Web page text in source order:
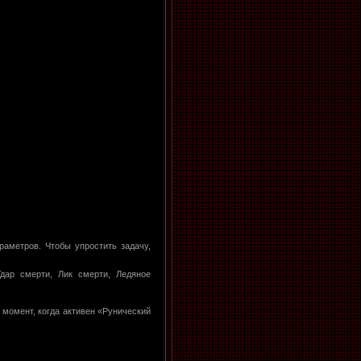
Чтобы упростить задачу,
смерти, Лик смерти, Ледяное
когда активен «Рунический